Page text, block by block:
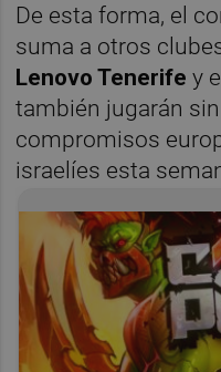
De esta forma, el
suma a otros
Lenovo Tenerife y el
también jugarán
compromisos
israelíes esta